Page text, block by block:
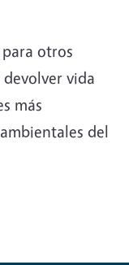
otros
vida
más
del